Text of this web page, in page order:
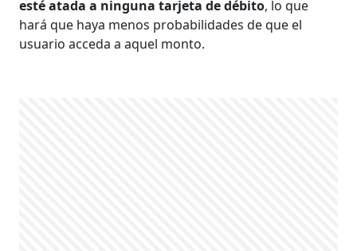
esté atada a ninguna tarjeta de débito, lo que
hará que haya menos probabilidades de que el
usuario acceda a aquel monto.